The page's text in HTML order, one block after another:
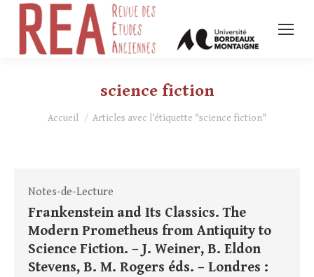
science fiction
Vous êtes ici :
Accueil Articles avec l’étiquette "science fiction"
Notes-de-Lecture
Frankenstein and Its Classics. The
Modern Prometheus from Antiquity to
Science Fiction. – J. Weiner, B. Eldon
Stevens, B. M. Rogers éds. – Londres :